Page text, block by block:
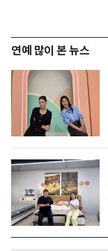
연예 많이 본 뉴스